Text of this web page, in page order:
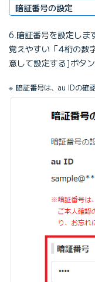
暗証番号の設定
6.暗証番号を設定しま
覚えやすい「4桁の数
意して設定する]ボタ
暗証番号は、au IDの確